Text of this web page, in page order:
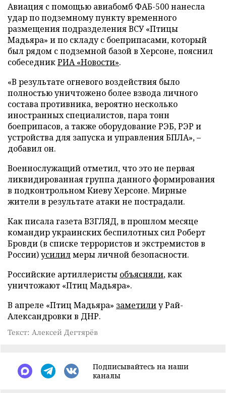
Авиация с помощью авиабомб ФАБ-500 нанесла
удар по подземному пункту временного
размещения подразделения ВСУ «Птицы
Мадьяра» и по складу с боеприпасами, который
был рядом с подземной базой в Херсоне, пояснил
собеседникРИА «Новости».
«В результате огневого воздействия было
полностью уничтожено более взвода личного
состава противника, вероятно несколько
иностранных специалистов, пара тонн
боеприпасов, а также оборудование РЭБ, РЭР и
устройства для запуска и управления БПЛА», –
добавил он.
Военнослужащий отметил, что это не первая
ликвидированная группа данного формирования
в подконтрольном Киеву Херсоне. Мирные
жители в результате атаки не пострадали.
Как писала газета ВЗГЛЯД, в прошлом месяце
командир украинских беспилотных сил Роберт
Бровди (в списке террористов и экстремистов в
России)усилилмеры личной безопасности.
Российские артиллеристы объясняли, как
уничтожают «Птиц Мадьяра».
В апреле «Птиц Мадьяра» заметилиу Рай-
Александровки в ДНР.
Текст: Алексей Дегтярёв
Подписывайтесь на наши
каналы